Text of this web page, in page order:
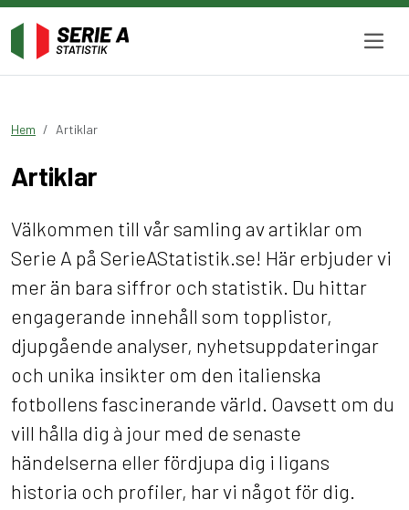
Hem Artiklar
Artiklar
Välkommen till vår samling av artiklar om
Serie A på SerieAStatistik.se! Här erbjuder vi
mer än bara siffror och statistik. Du hittar
engagerande innehåll som topplistor,
djupgående analyser, nyhetsuppdateringar
och unika insikter om den italienska
fotbollens fascinerande värld. Oavsett om du
vill hålla dig à jour med de senaste
händelserna eller fördjupa dig i ligans
historia och profiler, har vi något för dig.